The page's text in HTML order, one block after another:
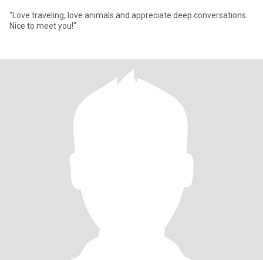
"Love traveling, love animals and appreciate deep conversations.
Nice to meet you!"